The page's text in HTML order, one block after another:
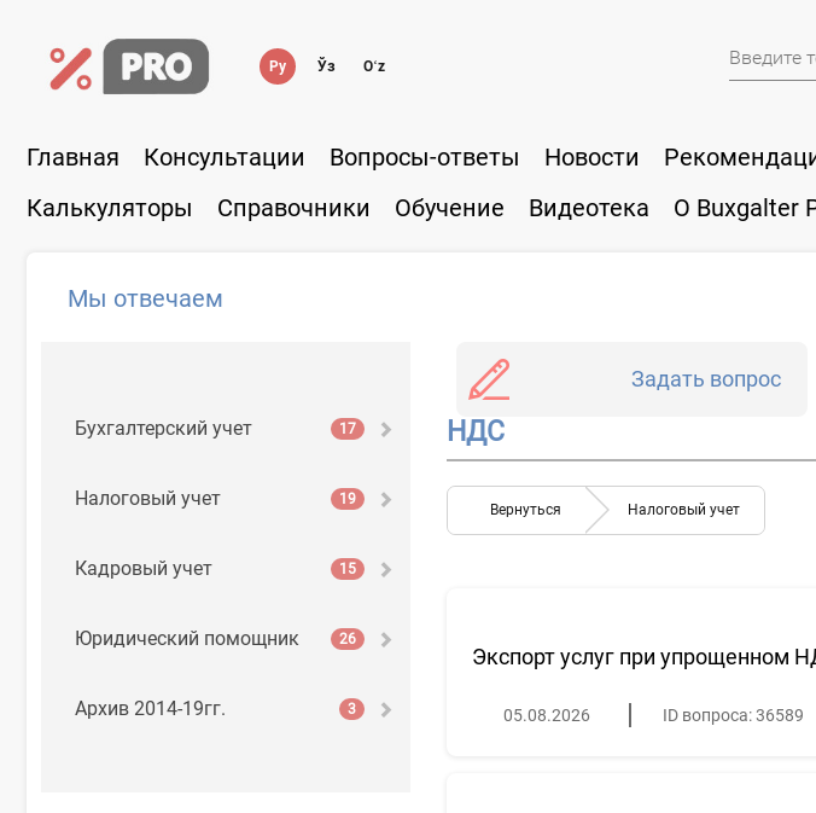
Ру Ўз Oʻz
Главная Консультации Вопросы-ответы Новости
Калькуляторы
Справочники Обучение Видеотека О Buxgalter
Мы отвечаем
Бухгалтерский учет 17
Налоговый учет 19
Кадровый учет 15
Юридический помощник 26
Архив 2014-19гг. 3
Задать вопрос
НДС
Вернуться Налоговый учет
Экспорт услуг при упрощенном
05.08.2026 ID вопроса: 36589